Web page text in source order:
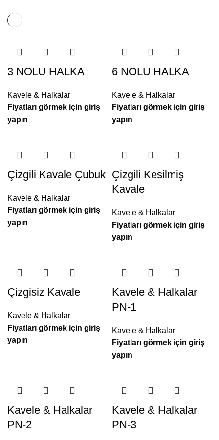
3 NOLU HALKA
Kavele & Halkalar
Fiyatları görmek için giriş
yapın
6 NOLU HALKA
Kavele & Halkalar
Fiyatları görmek için giriş
yapın
Çizgili Kavale Çubuk
Kavele & Halkalar
Fiyatları görmek için giriş
yapın
Çizgili Kesilmiş
Kavale
Kavele & Halkalar
Fiyatları görmek için giriş
yapın
Çizgisiz Kavale
Kavele & Halkalar
Fiyatları görmek için giriş
yapın
Kavele & Halkalar
PN-1
Kavele & Halkalar
Fiyatları görmek için giriş
yapın
Kavele & Halkalar
PN-2
Kavele & Halkalar
PN-3